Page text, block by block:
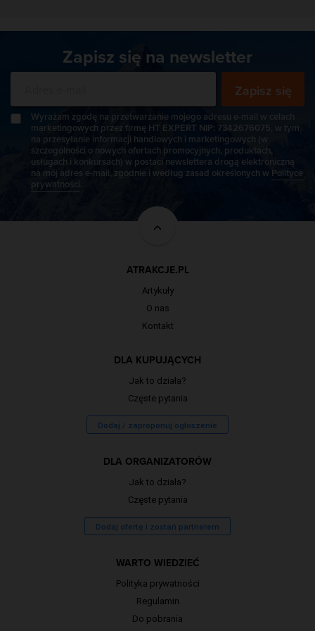
Zapisz się na newsletter
Zapisz się
Wyrażam zgodę na przetwarzanie mojego adresu e-mail w celach
marketingowych przez firmę HT EXPERT NIP: 7342676075, w tym
na przesyłanie informacji handlowych i marketingowych (w
szczególności o nowych ofertach promocyjnych, produktach,
usługach i konkursach) w postaci newslettera drogą elektroniczną
na mój adres e-mail, zgodnie i według zasad określonych w Polityce
prywatności.
ATRAKCJE.PL
Artykuły
O nas
Kontakt
DLA KUPUJĄCYCH
Jak to działa?
Częste pytania
Dodaj / zaproponuj ogłoszenie
DLA ORGANIZATORÓW
Jak to działa?
Częste pytania
Dodaj ofertę i zostań partnerem
WARTO WIEDZIEĆ
Polityka prywatności
Regulamin
Do pobrania